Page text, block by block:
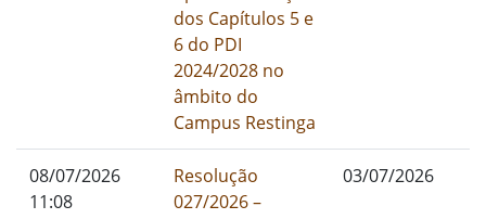
dos Capítulos 5 e
6 do PDI
2024/2028 no
âmbito do
Campus Restinga
08/07/2026
11:08
Resolução
027/2026 –
03/07/2026